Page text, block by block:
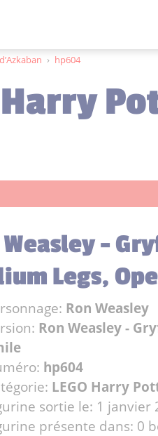
› hp604
Weasley -
Legs,
Ron Weasley
Ron Weasley -
hp604
LEGO Harry
sortie le: 1 janvier
présente dans: 0